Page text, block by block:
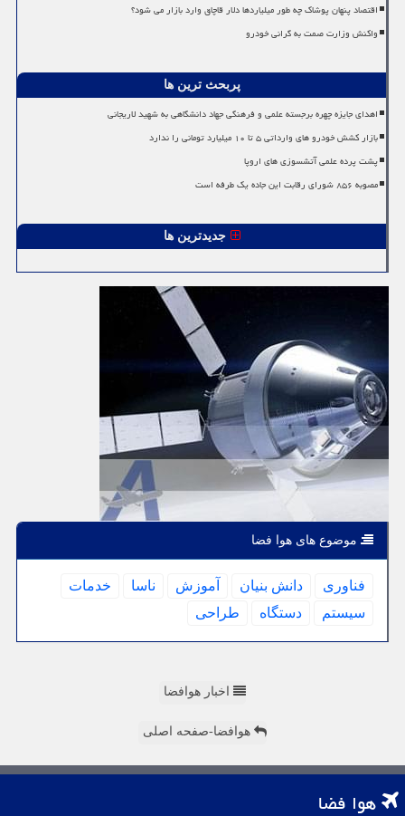
اقتصاد پنهان پوشاک چه طور میلیاردها دلار قاچاق وارد بازار می شود؟
واکنش وزارت صمت به گرانی خودرو
پربحث ترین ها
اهدای جایزه چهره برجسته علمی و فرهنگی جهاد دانشگاهی به شهید لاریجانی
بازار کشش خودرو های وارداتی ۵ تا ۱۰ میلیارد تومانی را ندارد
پشت پرده علمی آتشسوزی های اروپا
مصوبه ۸۵۶ شورای رقابت این جاده یک طرفه است
جدیدترین ها
موضوع های هوا فضا
فناوری دانش بنیان آموزش ناسا
خدمات
سیستم
دستگاه طراحی
اخبار هوافضا
هوافضا-صفحه اصلی
هوا فضا